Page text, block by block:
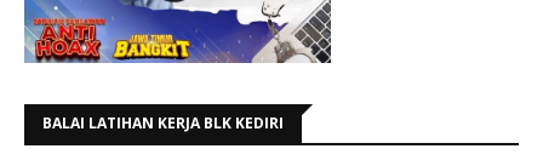
BALAI LATIHAN KERJA BLK KEDIRI